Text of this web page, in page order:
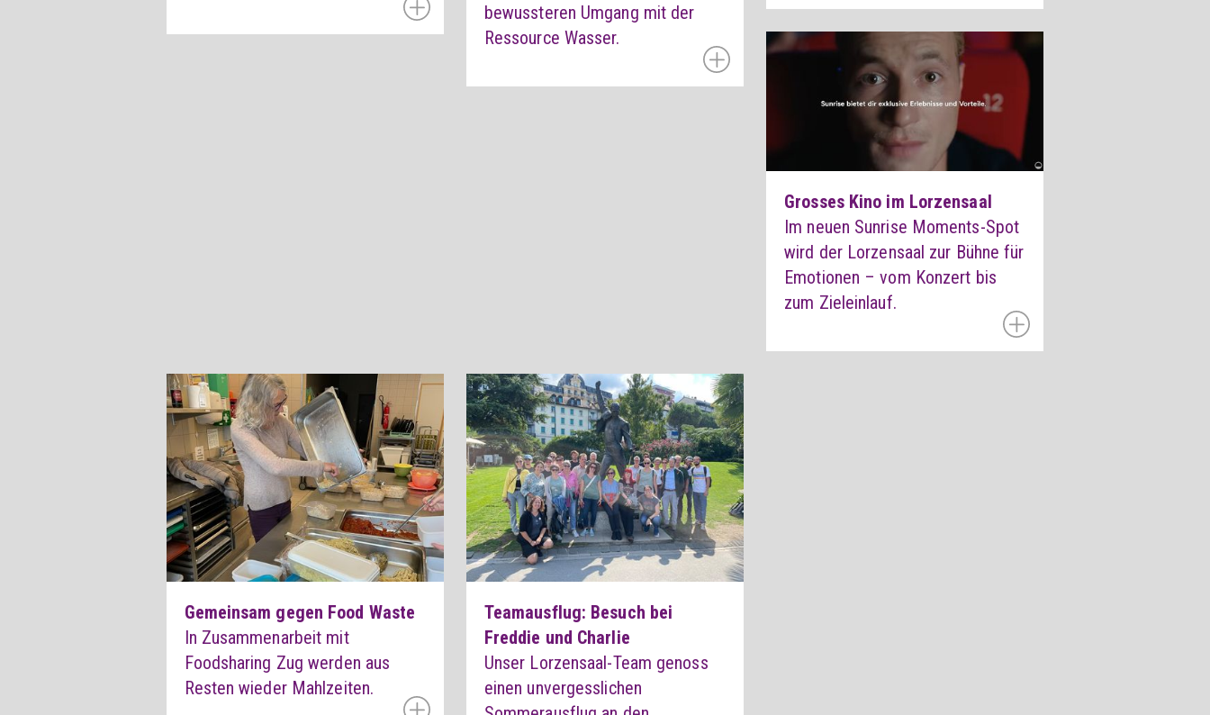
bewussteren Umgang mit der
Ressource Wasser.
Grosses Kino im Lorzensaal
Im neuen Sunrise Moments-Spot
wird der Lorzensaal zur Bühne für
Emotionen – vom Konzert bis
zum Zieleinlauf.
Gemeinsam gegen Food Waste
In Zusammenarbeit mit
Foodsharing Zug werden aus
Resten wieder Mahlzeiten.
Teamausflug: Besuch bei
Freddie und Charlie
Unser Lorzensaal-Team genoss
einen unvergesslichen